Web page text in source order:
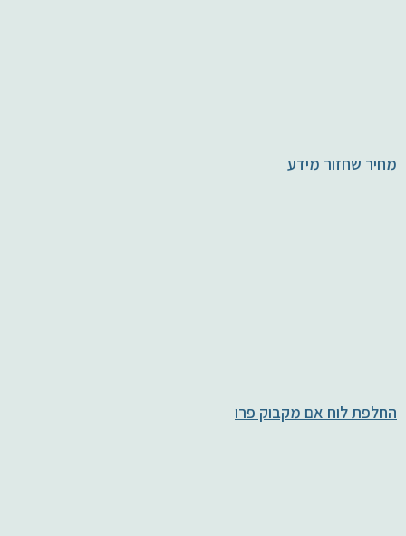
מחיר שחזור מידע
החלפת לוח אם מקבוק פרו